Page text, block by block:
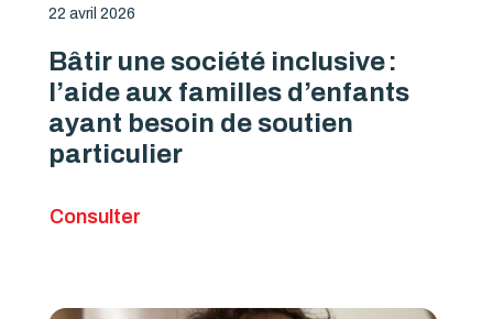
22 avril 2026
Bâtir une société inclusive :
l’aide aux familles d’enfants
ayant besoin de soutien
particulier
Consulter